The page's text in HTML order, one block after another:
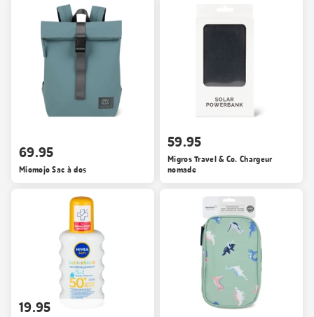
69.95
Miomojo Sac à dos
59.95
Migros Travel & Co. Chargeur
nomade
19.95